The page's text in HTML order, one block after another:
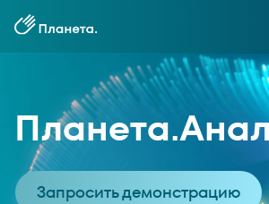
Запросить демонстрацию